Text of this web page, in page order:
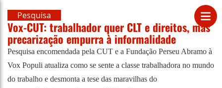
Pesquisa
Vox-CUT: trabalhador quer CLT e direitos, mas
precarização empurra à informalidade
Pesquisa encomendada pela CUT e a Fundação Perseu Abramo à
Vox Populi atualiza como se sente a classe trabalhadora no mundo
do trabalho e desmonta a tese das maravilhas do